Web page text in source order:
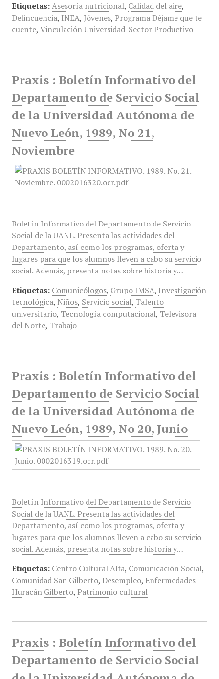
Etiquetas: Asesoría nutricional, Calidad del aire,
Delincuencia, INEA, Jóvenes, Programa Déjame que te
cuente, Vinculación Universidad-Sector Productivo
Praxis : Boletín Informativo del
Departamento de Servicio Social
de la Universidad Autónoma de
Nuevo León, 1989, No 21,
Noviembre
Boletín Informativo del Departamento de Servicio
Social de la UANL. Presenta las actividades del
Departamento, así como los programas, oferta y
lugares para que los alumnos lleven a cabo su servicio
social. Además, presenta notas sobre historia y…
Etiquetas: Comunicólogos, Grupo IMSA, Investigación
tecnológica, Niños, Servicio social, Talento
universitario, Tecnología computacional, Televisora
del Norte, Trabajo
Praxis : Boletín Informativo del
Departamento de Servicio Social
de la Universidad Autónoma de
Nuevo León, 1989, No 20, Junio
Boletín Informativo del Departamento de Servicio
Social de la UANL. Presenta las actividades del
Departamento, así como los programas, oferta y
lugares para que los alumnos lleven a cabo su servicio
social. Además, presenta notas sobre historia y…
Etiquetas: Centro Cultural Alfa, Comunicación Social,
Comunidad San Gilberto, Desempleo, Enfermedades
Huracán Gilberto, Patrimonio cultural
Praxis : Boletín Informativo del
Departamento de Servicio Social